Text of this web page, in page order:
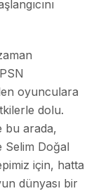
PSN
oyunculara
dolu.
bu arada,
Selim Doğal
için, hatta
dünyası bir